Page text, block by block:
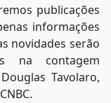
publicações
informações
novidades serão
na contagem
Tavolaro,